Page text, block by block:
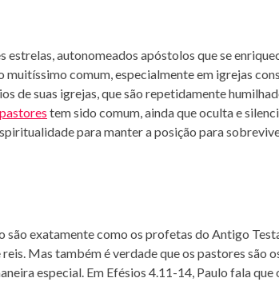
estrelas, autonomeados apóstolos que se
comum, especialmente em igrejas
de suas igrejas, que são repetidamente
tem sido comum, ainda que oculta e
para manter a posição para
são exatamente como os profetas do Antigo
Mas também é verdade que os pastores são
especial. Em Efésios 4.11-14, Paulo fala